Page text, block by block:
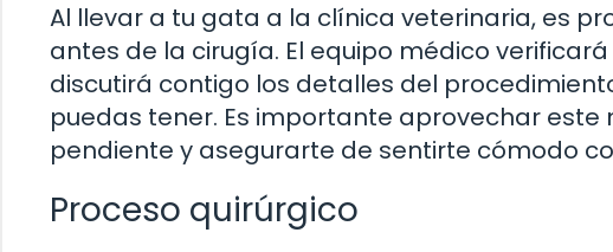
Al llevar a tu gata a la clínica veterinaria, es
antes de la cirugía. El equipo médico
discutirá contigo los detalles del
puedas tener. Es importante aprovechar
pendiente y asegurarte de sentirte cómodo
Proceso quirúrgico